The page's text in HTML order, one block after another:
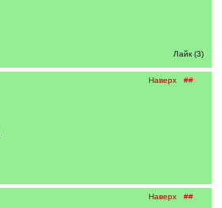
Лайк (3)
Наверх ##
Наверх ##